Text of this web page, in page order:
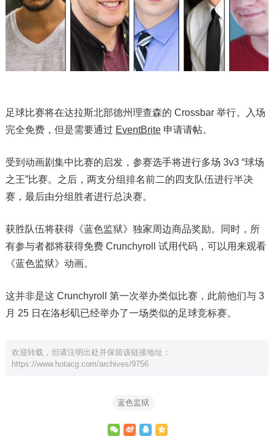
足球比赛将在达拉斯北部德州理查森的 Crossbar 举行。入场
完全免费，但是需要通过 EventBrite申请请帖。
受到动画剧集中比赛的启发，参赛选手将进行多场 3v3 “球场
之王”比赛。之后，两支分组排名前二的四支队伍进行半决
赛，最后由分组胜者进行总决赛。
获胜队伍将获得《蓝色监狱》独家周边商品奖励。同时，所
有参与者都将获得免费 Crunchyroll 试用代码，可以用来观看
《蓝色监狱》动画。
这并非是这 Crunchyroll 第一次举办类似比赛，此前他们与 3
月 25 日在洛杉矶已经举办了一场类似的足球竞标赛。
欢迎转载，但请注明出处并保留该链接地址：
https://www.hotacg.com/archives/9756
蓝色监狱